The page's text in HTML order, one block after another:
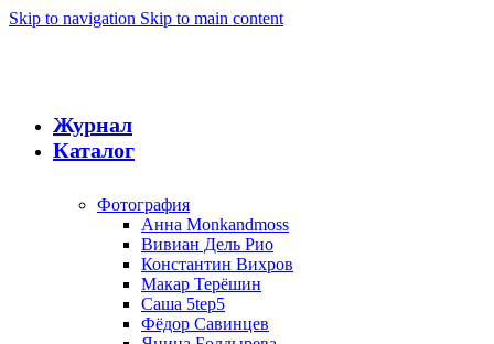
Skip to navigation Skip to main content
Журнал
Каталог
Фотография
Анна Monkandmoss
Вивиан Дель Рио
Константин Вихров
Макар Терёшин
Саша 5tep5
Фёдор Савинцев